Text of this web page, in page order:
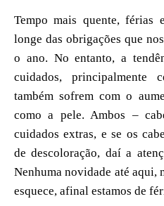
Tempo mais quente, férias
longe das obrigações que
o ano. No entanto, a
cuidados, principalmente
também sofrem com o
como a pele. Ambos –
cuidados extras, e se os
de descoloração, daí a
Nenhuma novidade até aqui,
esquece, afinal estamos de